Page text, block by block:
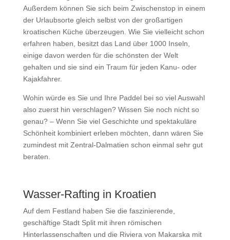
Außerdem können Sie sich beim Zwischenstop in einem
der Urlaubsorte gleich selbst von der großartigen
kroatischen Küche überzeugen. Wie Sie vielleicht schon
erfahren haben, besitzt das Land über 1000 Inseln,
einige davon werden für die schönsten der Welt
gehalten und sie sind ein Traum für jeden Kanu- oder
Kajakfahrer.
Wohin würde es Sie und Ihre Paddel bei so viel Auswahl
also zuerst hin verschlagen? Wissen Sie noch nicht so
genau? – Wenn Sie viel Geschichte und spektakuläre
Schönheit kombiniert erleben möchten, dann wären Sie
zumindest mit Zentral-Dalmatien schon einmal sehr gut
beraten.
Wasser-Rafting in Kroatien
Auf dem Festland haben Sie die faszinierende,
geschäftige Stadt Split mit ihren römischen
Hinterlassenschaften und die Riviera von Makarska mit